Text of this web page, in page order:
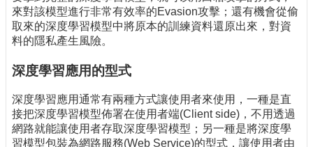
導
技
論
產
業
專
來對該模型進行非常有效率的Evasion攻擊；還有機會從偷
取來的深度學習模型中將原本的訓練資料還原出來，對資
料的隱私產生風險。
深度學習應用的型式
深度學習應用通常有兩種方式讓使用者來使用，一種是直
接把深度學習模型佈署在使用者端(Client side)，不用透過
網路就能讓使用者存取深度學習模型；另一種是將深度學
習模型包裝為網路服務(Web Service)的型式，讓使用者由